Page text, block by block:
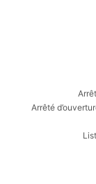
Arrêté